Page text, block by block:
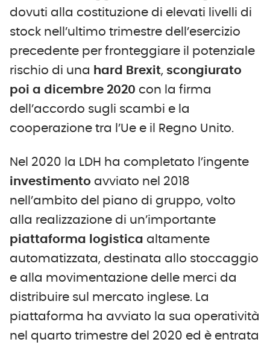
dovuti alla costituzione di elevati livelli di
stock nell’ultimo trimestre dell’esercizio
precedente per fronteggiare il potenziale
rischio di una hard Brexit, scongiurato
poi a dicembre 2020 con la firma
dell’accordo sugli scambi e la
cooperazione tra l’Ue e il Regno Unito.
Nel 2020 la LDH ha completato l’ingente
investimento avviato nel 2018
nell’ambito del piano di gruppo, volto
alla realizzazione di un’importante
piattaforma logistica altamente
automatizzata, destinata allo stoccaggio
e alla movimentazione delle merci da
distribuire sul mercato inglese. La
piattaforma ha avviato la sua operatività
nel quarto trimestre del 2020 ed è entrata